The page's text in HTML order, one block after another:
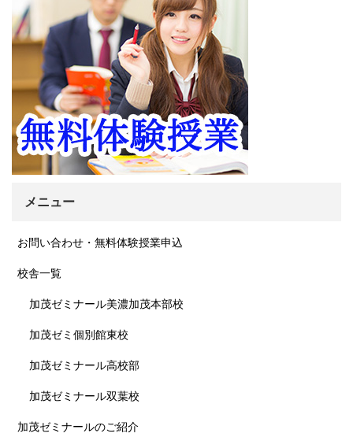
メニュー
お問い合わせ・無料体験授業申込
校舎一覧
加茂ゼミナール美濃加茂本部校
加茂ゼミ個別館東校
加茂ゼミナール高校部
加茂ゼミナール双葉校
加茂ゼミナールのご紹介